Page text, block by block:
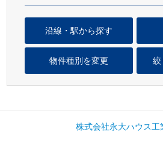
沿線・駅から探す
物件種別を変更 絞
株式会社永大ハウス工